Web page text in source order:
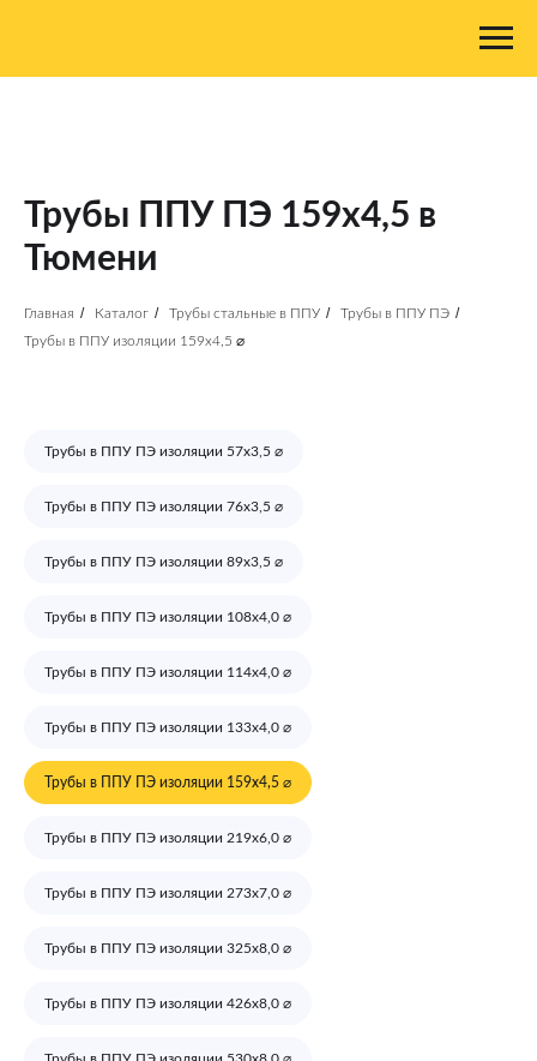
Трубы ППУ ПЭ 159х4,5 в
Тюмени
Главная / Каталог / Трубы стальные в ППУ / Трубы в ППУ ПЭ /
Трубы в ППУ изоляции 159х4,5 ⌀
Трубы в ППУ ПЭ изоляции 57х3,5 ⌀
Трубы в ППУ ПЭ изоляции 76х3,5 ⌀
Трубы в ППУ ПЭ изоляции 89х3,5 ⌀
Трубы в ППУ ПЭ изоляции 108х4,0 ⌀
Трубы в ППУ ПЭ изоляции 114х4,0 ⌀
Трубы в ППУ ПЭ изоляции 133х4,0 ⌀
Трубы в ППУ ПЭ изоляции 159х4,5 ⌀
Трубы в ППУ ПЭ изоляции 219х6,0 ⌀
Трубы в ППУ ПЭ изоляции 273х7,0 ⌀
Трубы в ППУ ПЭ изоляции 325х8,0 ⌀
Трубы в ППУ ПЭ изоляции 426х8,0 ⌀